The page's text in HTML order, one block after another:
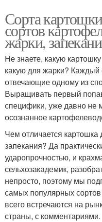
Сорта
сортов
жарки,
Не знаете, какую
какую для жарки? Каждый
отвечающие одному из
Выращивать первый
специфики, уже давно не
осознанное
Чем отличается
запекания? Да
ударопрочностью, и
сельхозакадемик,
непросто, поэтому мы
самых популярных
всего встречаются на
страны, с комментариями.